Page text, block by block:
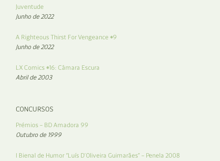
Juventude
Junho de 2022
A Righteous Thirst For Vengeance #9
Junho de 2022
LX Comics #16: Câmara Escura
Abril de 2003
CONCURSOS
Prémios – BD Amadora 99
Outubro de 1999
I Bienal de Humor “Luís D’Oliveira Guimarães” – Penela 2008